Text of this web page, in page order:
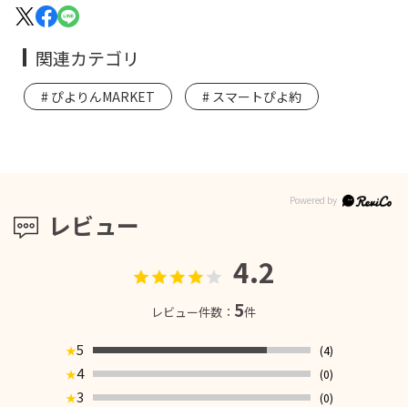
レビュー
4.2
レビュー件数： 5件
★5
(4)
★4
(0)
★3
(0)
関連カテゴリ
ぴよりんMARKET スマートぴよ約